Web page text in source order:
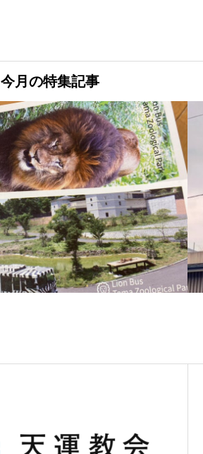
今月の特集記事